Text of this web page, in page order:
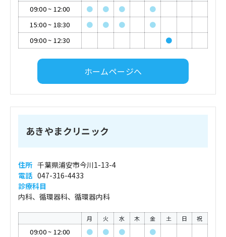
09:00~ 12:00 ● ● ●
●
15:00~ 18:30 ● ● ●
●
09:00~ 12:30 ●
ホームページへ
あきやまクリニック
住所 千葉県浦安市今川1-13-4
電話 047-316-4433
診療科目
内科、循環器科、循環器内科
月 火 水 木 金 土 日 祝
09:00~ 12:00 ● ● ●
●